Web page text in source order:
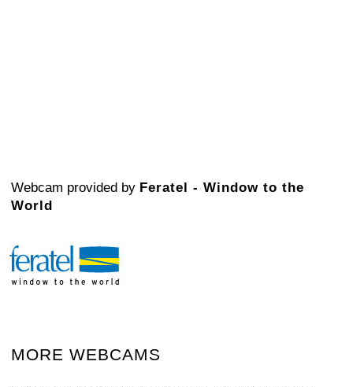
Webcam provided by Feratel - Window to the
World
MORE WEBCAMS